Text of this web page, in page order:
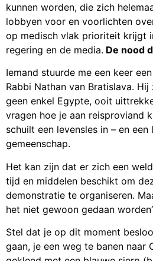
kunnen worden, die zich
lobbyen voor en voorlichten
op medisch vlak prioriteit krijgt
regering en de media. De nood
Iemand stuurde me een keer
Rabbi Nathan van Bratislava. Hij
geen enkel Egypte, ooit
vragen hoe je aan reisproviand
schuilt een levensles in – en
gemeenschap.
Het kan zijn dat er zich een
tijd en middelen beschikt om
demonstratie te organiseren.
het niet gewoon gedaan
Stel dat je op dit moment
gaan, je een weg te banen naar